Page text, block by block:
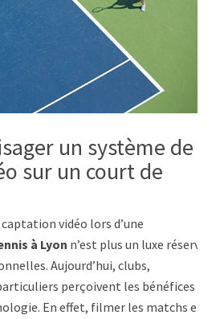
un système de
sur un court de
vidéo lors d’une
à Lyon n’est plus un luxe réservé
Aujourd’hui, clubs,
perçoivent les bénéfices
En effet, filmer les matchs et